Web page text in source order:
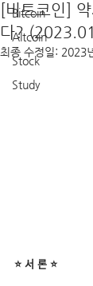
Bitcoin
Altcoin
Stock
Study
[비트코인]
다?
최종 수정일: 2023
⭐ 서 론 ⭐